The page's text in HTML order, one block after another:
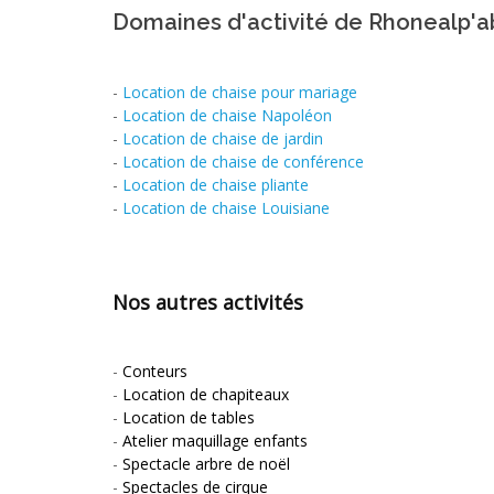
Domaines d'activité de
- Location de chaise pour mariage
- Location de chaise Napoléon
- Location de chaise de jardin
- Location de chaise de conférence
- Location de chaise pliante
- Location de chaise Louisiane
Nos autres activités
- Conteurs
- Location de chapiteaux
- Location de tables
- Atelier maquillage enfants
- Spectacle arbre de noël
- Spectacles de cirque